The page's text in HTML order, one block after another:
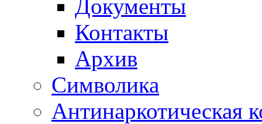
Документы
Контакты
Архив
Символика
Антинаркотическая